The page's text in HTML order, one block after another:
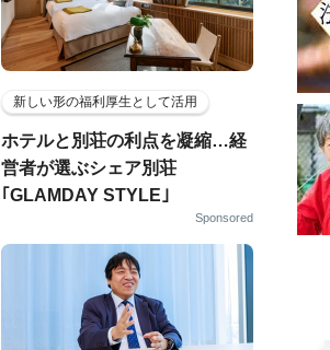
新しい形の福利厚生として活用
ホテルと別荘の利点を凝縮…経
営者が選ぶシェア別荘
｢GLAMDAY STYLE｣
Sponsored